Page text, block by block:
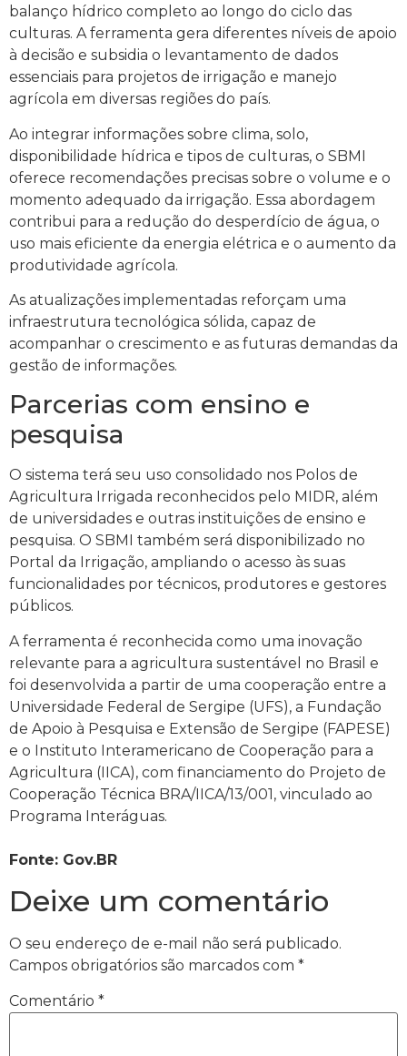
balanço hídrico completo ao longo do ciclo das
culturas. A ferramenta gera diferentes níveis de apoio
à decisão e subsidia o levantamento de dados
essenciais para projetos de irrigação e manejo
agrícola em diversas regiões do país.
Ao integrar informações sobre clima, solo,
disponibilidade hídrica e tipos de culturas, o SBMI
oferece recomendações precisas sobre o volume e o
momento adequado da irrigação. Essa abordagem
contribui para a redução do desperdício de água, o
uso mais eficiente da energia elétrica e o aumento da
produtividade agrícola.
As atualizações implementadas reforçam uma
infraestrutura tecnológica sólida, capaz de
acompanhar o crescimento e as futuras demandas da
gestão de informações.
Parcerias com ensino e
pesquisa
O sistema terá seu uso consolidado nos Polos de
Agricultura Irrigada reconhecidos pelo MIDR, além
de universidades e outras instituições de ensino e
pesquisa. O SBMI também será disponibilizado no
Portal da Irrigação, ampliando o acesso às suas
funcionalidades por técnicos, produtores e gestores
públicos.
A ferramenta é reconhecida como uma inovação
relevante para a agricultura sustentável no Brasil e
foi desenvolvida a partir de uma cooperação entre a
Universidade Federal de Sergipe (UFS), a Fundação
de Apoio à Pesquisa e Extensão de Sergipe (FAPESE)
e o Instituto Interamericano de Cooperação para a
Agricultura (IICA), com financiamento do Projeto de
Cooperação Técnica BRA/IICA/13/001, vinculado ao
Programa Interáguas.
Fonte: Gov.BR
Deixe um comentário
O seu endereço de e-mail não será publicado.
Campos obrigatórios são marcados com *
Comentário *